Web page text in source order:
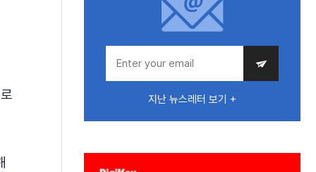
지난 뉴스레터 보기 +